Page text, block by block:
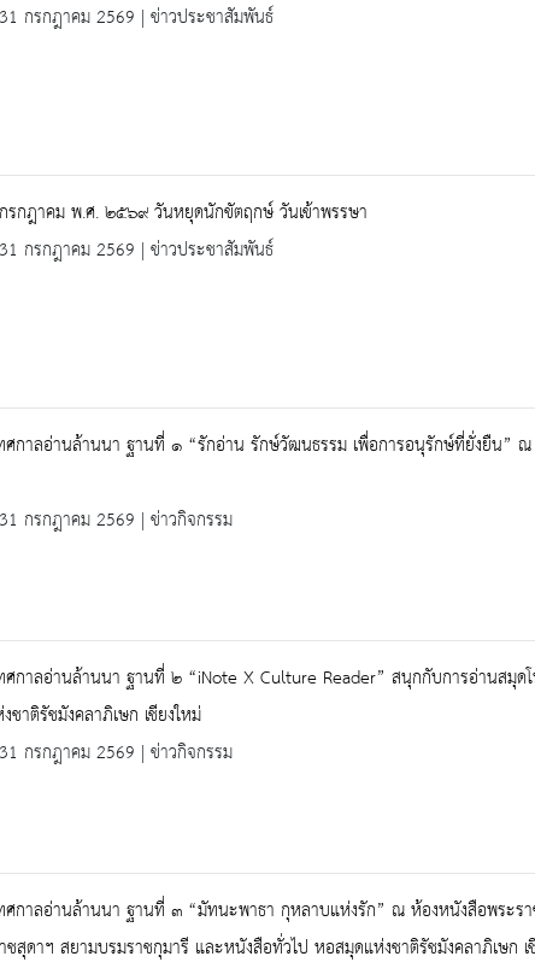
กรกฎาคม 2569 | ข่าวประชาสัมพันธ์
กฎาคม พ.ศ. ๒๕๖๙ วันหยุดนักขัตฤกษ์ วันเข้าพรรษา
กรกฎาคม 2569 | ข่าวประชาสัมพันธ์
ศกาลอ่านล้านนา ฐานที่ ๑ “รักอ่าน รักษ์วัฒนธรรม เพื่อการอนุรักษ์ที่ยั่งยืน”
กรกฎาคม 2569 | ข่าวกิจกรรม
ศกาลอ่านล้านนา ฐานที่ ๒ “iNote X Culture Reader” สนุกกับการอ่านสมุด
าติรัชมังคลาภิเษก เชียงใหม่
กรกฎาคม 2569 | ข่าวกิจกรรม
ศกาลอ่านล้านนา ฐานที่ ๓ “มัทนะพาธา กุหลาบแห่งรัก” ณ ห้องหนังสือพระรา
ชสุดาฯ สยามบรมราชกุมารี และหนังสือทั่วไป หอสมุดแห่งชาติรัชมังคลาภิเษก เ